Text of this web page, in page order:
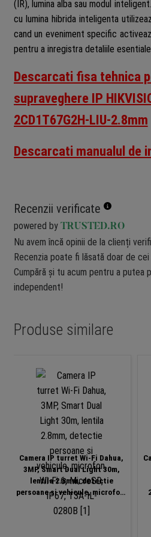
(IR), lumina alba sau modul
cu lumina hibrida inteligenta
cand un eveniment specific
pentru a inregistra detaliile esentiale.
Descarcati fisa tehnica
supraveghere IP
2CD1T67G2H-LIU-2.8mm
Descarcati manualul de
Recenzii verificate
powered by TRUSTED.RO
Nu avem încă opinii de la clienți
Recenzia poate fi lăsată doar de
Cumpără și tu acum pentru a putea
independent!
Produse similare
Camera IP turret Wi-Fi Dahua,
3MP, Smart Dual Light 30m,
lentila 2.8mm, detectie
persoane si vehicule, microfon,
Wi-Fi 6, MicroSD, IP67, T3A-IL-
0280B